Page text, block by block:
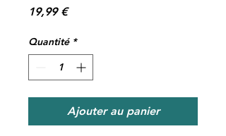
19,99 €Prix
Quantité *
Ajouter au panier